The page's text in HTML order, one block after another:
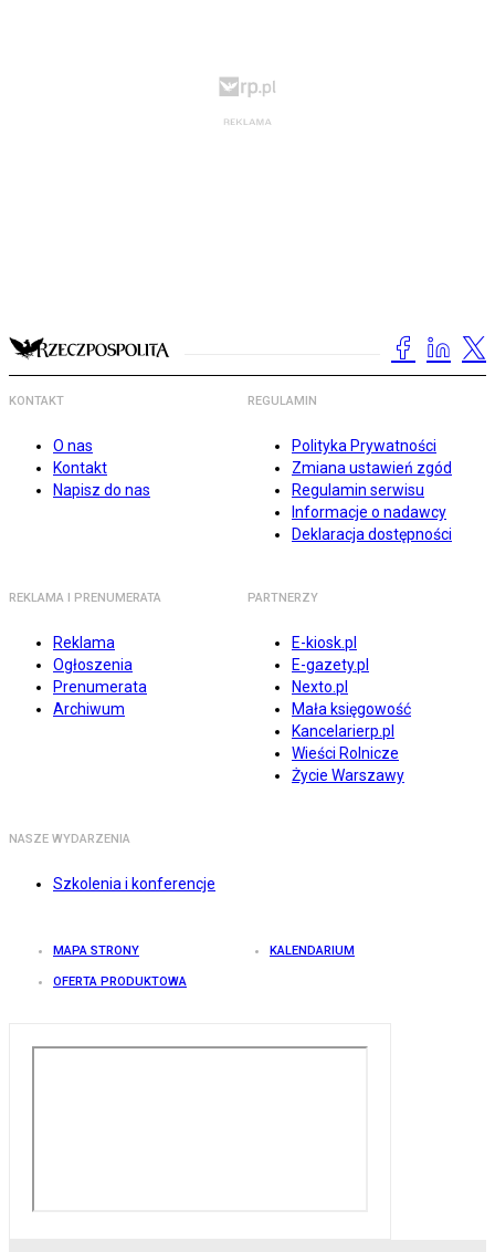
KONTAKT
O nas
Kontakt
Napisz do nas
REGULAMIN
Polityka Prywatności
Zmiana ustawień zgód
Regulamin serwisu
Informacje o nadawcy
Deklaracja dostępności
REKLAMA I PRENUMERATA
Reklama
Ogłoszenia
Prenumerata
Archiwum
PARTNERZY
E-kiosk.pl
E-gazety.pl
Nexto.pl
Mała księgowość
Kancelarierp.pl
Wieści Rolnicze
Życie Warszawy
NASZE WYDARZENIA
Szkolenia i konferencje
MAPA STRONY KALENDARIUM
OFERTA PRODUKTOWA